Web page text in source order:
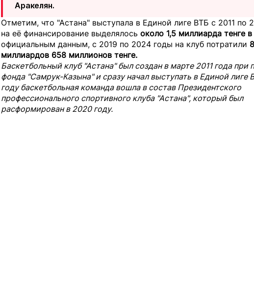
Аракелян.
Отметим, что "Астана" выступала в Единой лиге ВТБ с 2011 по
на её финансирование выделялось около 1,5 миллиарда тенге в
официальным данным, с 2019 по 2024 годы на клуб потратили 8
миллиардов 658 миллионов тенге.
Баскетбольный клуб "Астана" был создан в марте 2011 года при
фонда "Самрук-Казына" и сразу начал выступать в Единой лиге
году баскетбольная команда вошла в состав Президентского
профессионального спортивного клуба "Астана", который был
расформирован в 2020 году.